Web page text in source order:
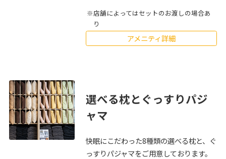
店舗によってはセットのお渡しの場合あ
り
アメニティ詳細
選べる枕とぐっすりパジ
ャマ
快眠にこだわった8種類の選べる枕と、ぐ
っすりパジャマをご用意しております。